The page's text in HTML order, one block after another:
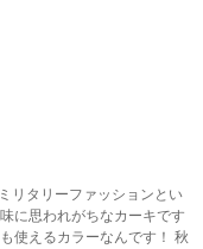
リタリーファッションとい
に思われがちなカーキです
使えるカラーなんです！ 秋